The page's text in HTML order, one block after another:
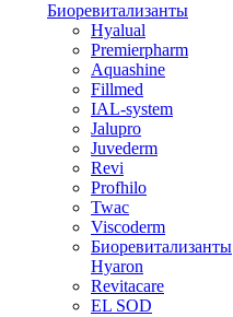
Биоревитализанты
Hyalual
Premierpharm
Aquashine
Fillmed
IAL-system
Jalupro
Juvederm
Revi
Profhilo
Twac
Viscoderm
Биоревитализанты
Hyaron
Revitacare
EL SOD